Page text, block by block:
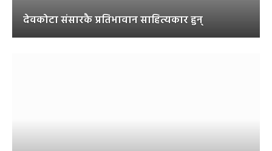
देवकोटा संसारकै प्रतिभावान साहित्यकार हुन्